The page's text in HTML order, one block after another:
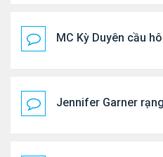
MC Kỳ Duyên cầu
Jennifer Garner